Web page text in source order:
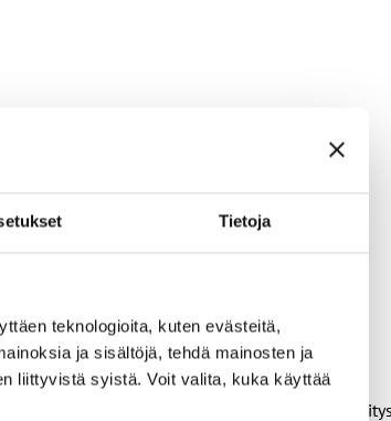
Tietoja
teknologioita, kuten evästeitä,
ja sisältöjä, tehdä mainosten ja
liittyvistä syistä. Voit valita, kuka käyttää
kasvanut selvästi viime vuosina, ja hyvä